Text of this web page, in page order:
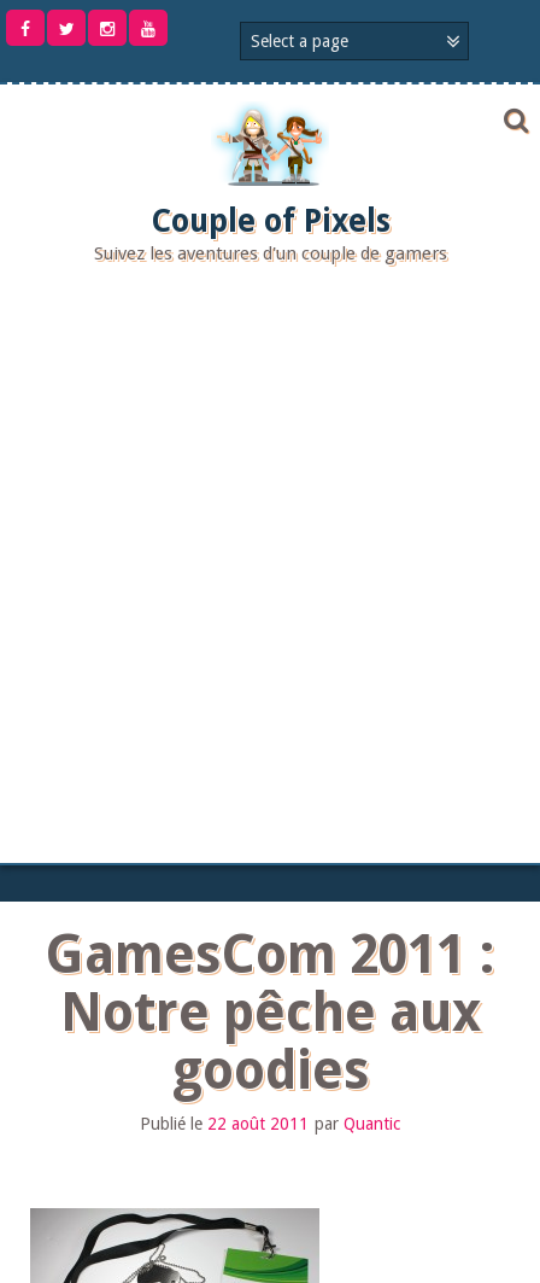
Aller
Couple of Pixels
Suivez les aventures d'un couple de gamers
GamesCom 2011 :
Notre pêche aux
goodies
Publié le 22 août 2011 par Quantic